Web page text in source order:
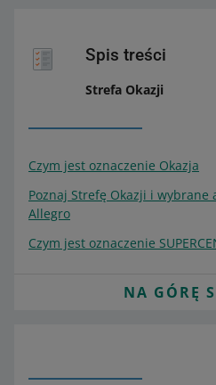
Spis treści
Strefa Okazji
Czym jest oznaczenie Okazja
Poznaj Strefę Okazji i wybrane
Allegro
Czym jest oznaczenie
NA GÓRĘ